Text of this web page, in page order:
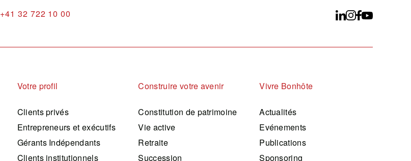
+41 32 722 10 00
Votre profil
Clients privés
Entrepreneurs et exécutifs
Gérants Indépendants
Clients institutionnels
Construire votre avenir
Constitution de patrimoine
Vie active
Retraite
Succession
Vivre Bonhôte
Actualités
Evénements
Publications
Sponsoring